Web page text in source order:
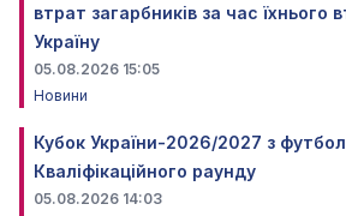
втрат загарбників за час їхнього
Україну
05.08.2026 15:05
Новини
Кубок України-2026/2027 з
Кваліфікаційного раунду
05.08.2026 14:03